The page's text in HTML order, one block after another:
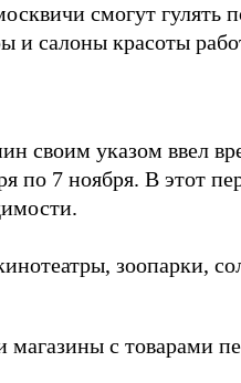
смогут гулять
и салоны красоты
своим указом ввел
по 7 ноября. В этот
зоопарки,
магазины с товарами